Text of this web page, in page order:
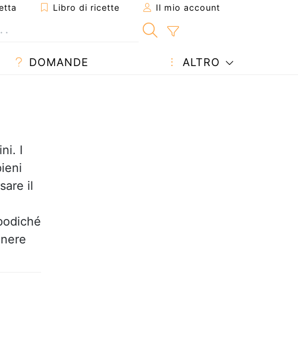
Libro di ricette Il mio account
DOMANDE ALTRO
I
il